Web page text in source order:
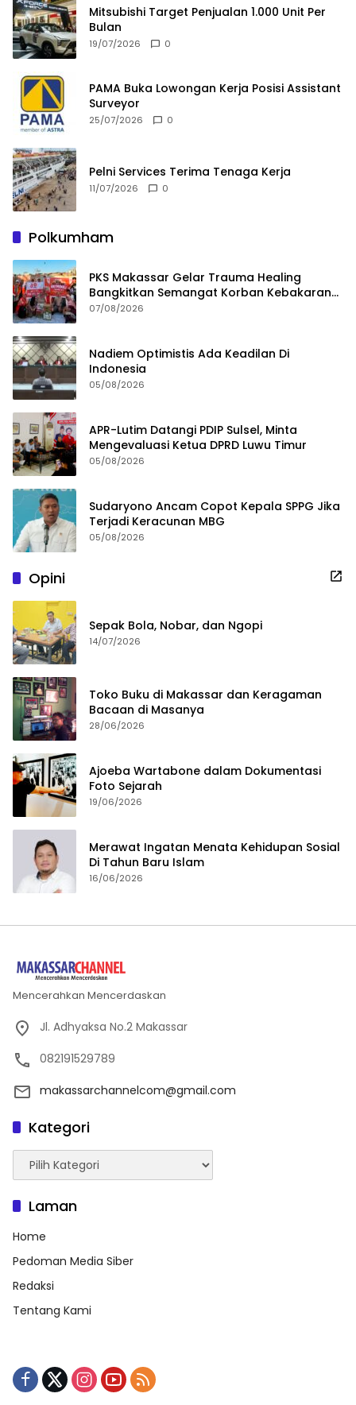
Mitsubishi Target Penjualan 1.000 Unit Per
Bulan
19/07/2026 0
PAMA Buka Lowongan Kerja Posisi Assistant
Surveyor
25/07/2026 0
Pelni Services Terima Tenaga Kerja
11/07/2026 0
Polkumham
PKS Makassar Gelar Trauma Healing
Bangkitkan Semangat Korban Kebakaran
Tallo
07/08/2026
Nadiem Optimistis Ada Keadilan Di
Indonesia
05/08/2026
APR-Lutim Datangi PDIP Sulsel, Minta
Mengevaluasi Ketua DPRD Luwu Timur
05/08/2026
Sudaryono Ancam Copot Kepala SPPG Jika
Terjadi Keracunan MBG
05/08/2026
Opini
Sepak Bola, Nobar, dan Ngopi
14/07/2026
Toko Buku di Makassar dan Keragaman
Bacaan di Masanya
28/06/2026
Ajoeba Wartabone dalam Dokumentasi
Foto Sejarah
19/06/2026
Merawat Ingatan Menata Kehidupan Sosial
Di Tahun Baru Islam
16/06/2026
Mencerahkan Mencerdaskan
Jl. Adhyaksa No.2 Makassar
082191529789
makassarchannelcom@gmail.com
Kategori
Kategori
Laman
Home
Pedoman Media Siber
Redaksi
Tentang Kami